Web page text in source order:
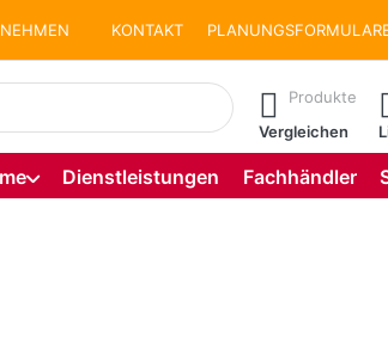
KONTAKT
erscheinen automatisch ersteProdukte
Vergleichen
Dienstleistungen Fachhändler